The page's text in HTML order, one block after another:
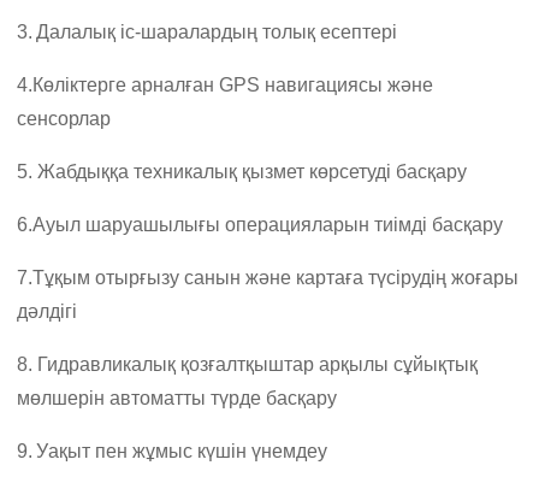
3. Далалық іс-шаралардың толық есептері
4.Көліктерге арналған GPS навигациясы және
сенсорлар
5. Жабдыққа техникалық қызмет көрсетуді басқару
6.Ауыл шаруашылығы операцияларын тиімді басқару
7.Тұқым отырғызу санын және картаға түсірудің жоғары
дәлдігі
8. Гидравликалық қозғалтқыштар арқылы сұйықтық
мөлшерін автоматты түрде басқару
9. Уақыт пен жұмыс күшін үнемдеу